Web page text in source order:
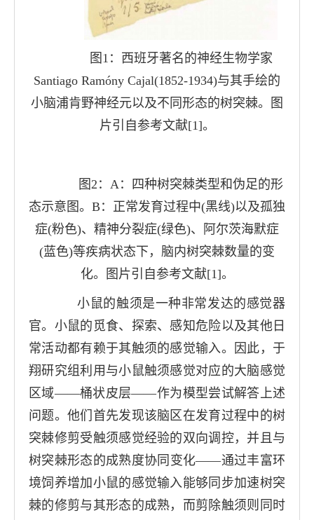
图 1 ：西班牙著名的神经生物学家
Santiago Ramóny Cajal(1852-1934)与其手绘的
小脑浦肯野神经元以及不同形态的树突棘。图
片引自参考文献[1]。
图2 ： A：四种树突棘类型和伪足的形
态示意图。 B ：正常发育过程中(黑线)以及孤独
症(粉色)、精神分裂症(绿色)、阿尔茨海默症
(蓝色)等疾病状态下，脑内树突棘数量的变
化。图片引自参考文献[1]。
小鼠的触须是一种非常发达的感觉器
官。小鼠的觅食、探索、感知危险以及其他日
常活动都有赖于其触须的感觉输入。因此，于
翔研究组利用与小鼠触须感觉对应的大脑感觉
区域——桶状皮层——作为模型尝试解答上述
问题。他们首先发现该脑区在发育过程中的树
突棘修剪受触须感觉经验的双向调控，并且与
树突棘形态的成熟度协同变化——通过丰富环
境饲养增加小鼠的感觉输入能够同步加速树突
棘的修剪与其形态的成熟，而剪除触须则同时